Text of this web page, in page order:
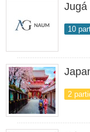
Jugá
10
2